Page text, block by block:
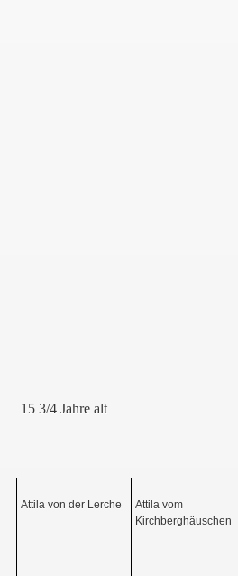
15 3/4 Jahre alt
Attila von der Lerche
Attila vom
Kirchberghäuschen